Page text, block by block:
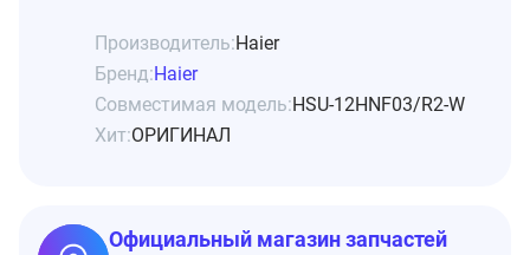
Производитель:Haier
Бренд:Haier
Совместимая модель:HSU-12HNF03/R2-W
Хит:ОРИГИНАЛ
Официальный магазин запчастей